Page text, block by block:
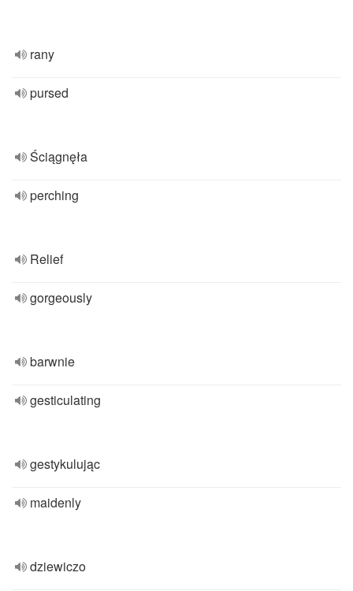
rany
pursed
Ściągnęła
perching
Relief
gorgeously
barwnie
gesticulating
gestykulując
maidenly
dziewiczo